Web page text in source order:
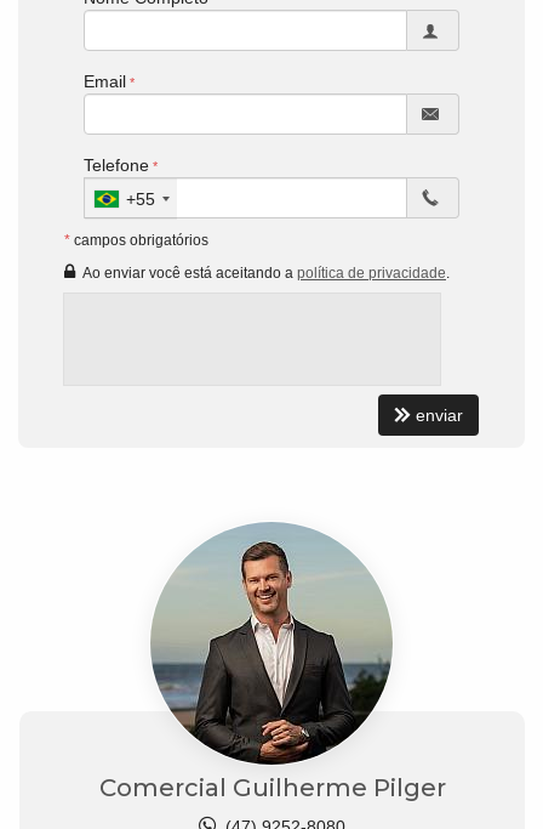
Email
Telefone
+55
* campos obrigatórios
Ao enviar você está aceitando a política de privacidade
enviar
Comercial Guilherme Pilger